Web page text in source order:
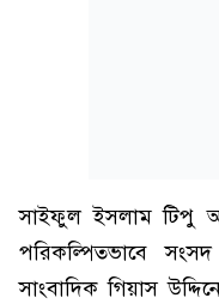
সাইফুল ইসলাম টিপু
পরিকল্পিতভাবে
সাংবাদিক গিয়াস